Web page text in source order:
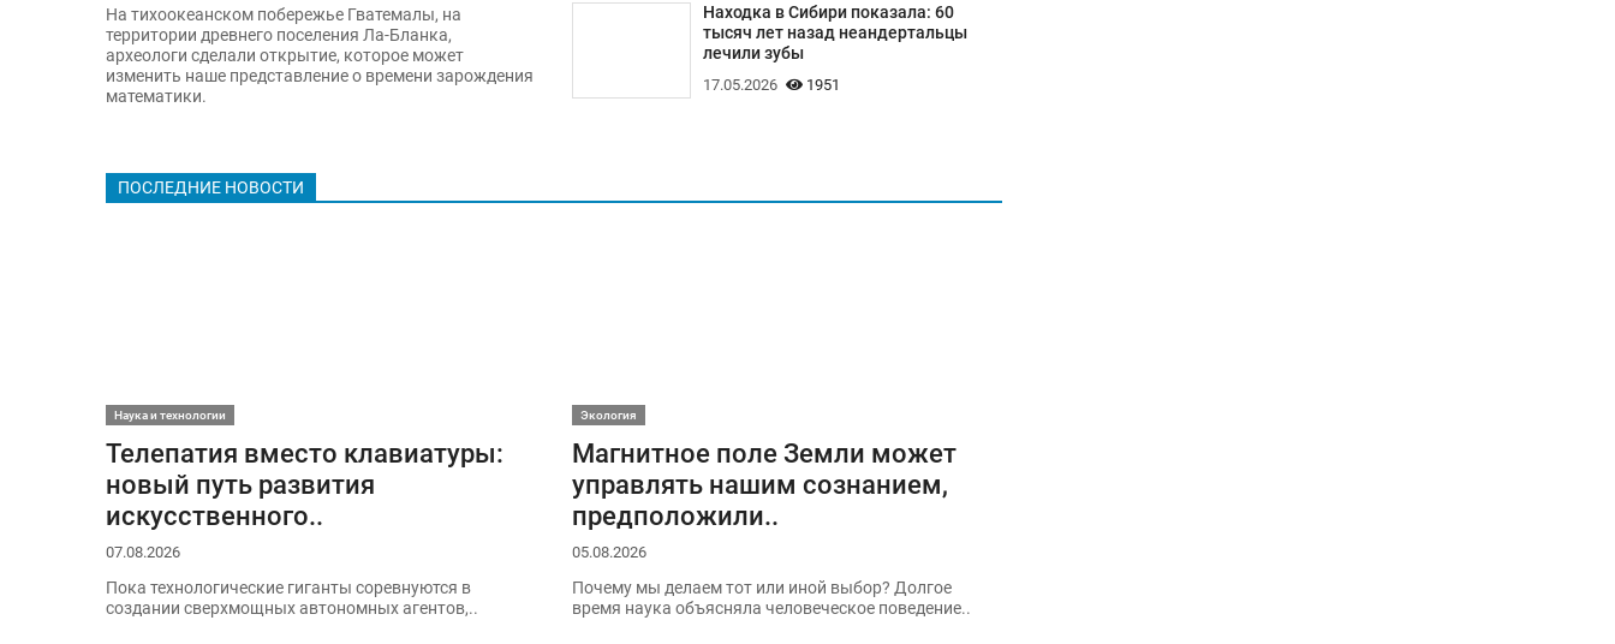
На тихоокеанском побережье Гватемалы, на
территории древнего поселения Ла-Бланка,
археологи сделали открытие, которое может
изменить наше представление о времени зарождения
математики.
Находка в Сибири показала: 60
тысяч лет назад неандертальцы
лечили зубы
17.05.2026 1951
ПОСЛЕДНИЕ НОВОСТИ
Наука и технологии
Телепатия вместо клавиатуры:
новый путь развития
искусственного..
07.08.2026
Пока технологические гиганты соревнуются в
создании сверхмощных автономных агентов,..
Экология
Магнитное поле Земли может
управлять нашим сознанием,
предположили..
05.08.2026
Почему мы делаем тот или иной выбор? Долгое
время наука объясняла человеческое поведение..